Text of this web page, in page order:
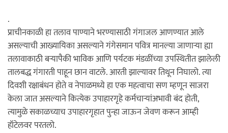
.
प्राचीनकाळी हा तलाव पाण्याने भरण्यासाठी गंगाजल आणण्यात आले
असल्याची आख्यायिका असल्याने गंगेसमान पवित्र मानल्या जाणाऱ्या ह्या
तलावाकाठी बऱ्यापैकी भाविक आणि पर्यटक मंडळींच्या उपस्थितीत झालेली
तालबद्ध गंगारती पाहून छान वाटले. आरती झाल्यावर तिथून निघालो. त्या
दिवशी रक्षाबंधन होते व नेपाळमध्ये हा एक महत्वाचा सण म्हणून साजरा
केला जात असल्याने कित्येक उपाहारगृहे कर्मचाऱ्यांअभावी बंद होती,
त्यामुळे सकाळच्याच उपाहारगृहात पुन्हा जाऊन जेवण करून आम्ही
हॉटेलवर परतलो.